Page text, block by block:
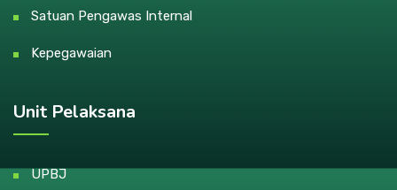
Satuan Pengawas Internal
Kepegawaian
Unit Pelaksana
UPBJ